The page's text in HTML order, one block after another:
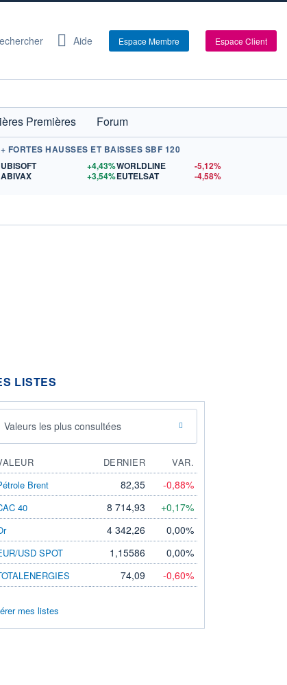
Aide Espace Membre Espace Client
Premières
Forum
+ FORTES HAUSSES ET BAISSES SBF 120
UBISOFT
+4,43%
ABIVAX
+3,54%
WORLDLINE
-5,12%
EUTELSAT
-4,58%
LISTES
Valeurs les plus consultées
DERNIER
VAR.
Brent
82,35 -0,88%
40 8 714,93 +0,17%
4 342,26 0,00%
USD SPOT 1,15586 0,00%
74,09 -0,60%
mes listes